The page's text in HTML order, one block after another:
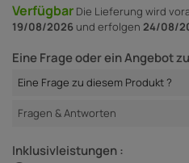
Verfügbar Die Lieferung wird
19/08/2026 und erfolgen 24/08/
Eine Frage oder ein Angebot
Eine Frage zu diesem Produkt ?
Fragen & Antworten
Inklusivleistungen :